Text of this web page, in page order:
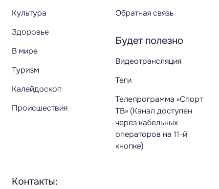
Культура
Здоровье
В мире
Туризм
Калейдоскоп
Происшествия
Обратная связь
Будет полезно
Видеотрансляция
Теги
Телепрограмма «Спорт
ТВ» (Канал доступен
через кабельных
операторов на 11-й
кнопке)
Контакты: